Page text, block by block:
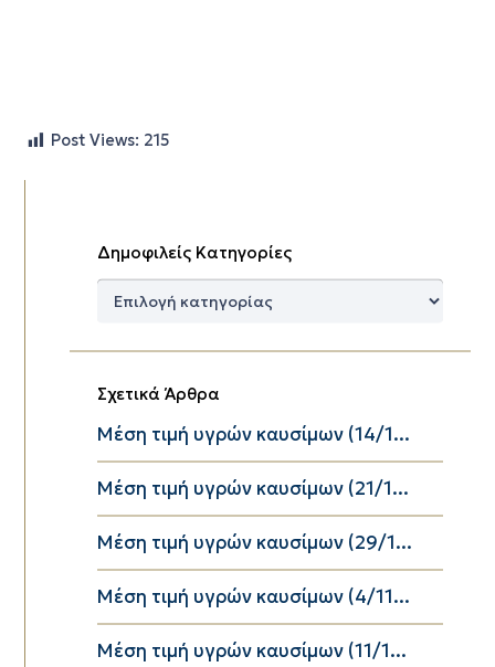
Post Views: 215
Δημοφιλείς Κατηγορίες
Δημοφιλείς
Σχετικά Άρθρα
Μέση τιμή υγρών καυσίμων (14/1...
Μέση τιμή υγρών καυσίμων (21/1...
Μέση τιμή υγρών καυσίμων (29/1...
Μέση τιμή υγρών καυσίμων (4/11...
Μέση τιμή υγρών καυσίμων (11/1...